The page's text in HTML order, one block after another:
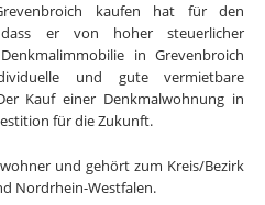
kaufen hat für den
er von hoher steuerlicher
in Grevenbroich
und gute vermietbare
Kauf einer Denkmalwohnung in
für die Zukunft.
und gehört zum Kreis/Bezirk
Nordrhein-Westfalen.